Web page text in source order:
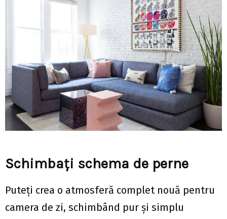
Schimbați schema de perne
Puteți crea o atmosferă complet nouă pentru
camera de zi, schimbând pur și simplu